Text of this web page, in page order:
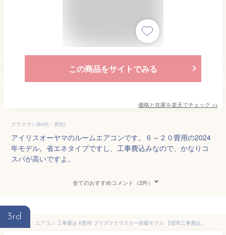
この商品をサイトでみる
価格と在庫を楽天でチェック >>
グラスマン(60代・男性)
アイリスオーヤマのルームエアコンです。６～２０畳用の2024
年モデル。省エネタイプですし、工事費込みなので、かなりコ
スパが高いですよ。
全てのおすすめコメント（2件）
3rd
エアコン 工事費込 6畳用 プラズマクラスター搭載モデル 【標準工事費込】 冷房/暖房：6畳程度 当店おまかせエアコン工事費込みセット！ 2022年以降モデル ルームエアコン エアコン福袋 当店人気工事セット シャープ限定 冷暖房 六畳 空気浄化 交換 工事込